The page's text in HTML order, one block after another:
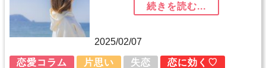
続きを読む...
2025/02/07
恋愛コラム 片思い 失恋
恋に効く♡